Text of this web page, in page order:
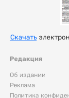
Редакция
Об издании
Реклама
Политика
Скачать